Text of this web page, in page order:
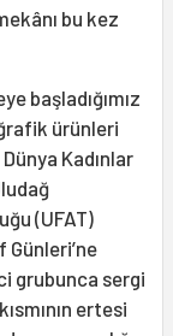
bu kez
başladığımız
ürünleri
Kadınlar
(UFAT)
grubunca sergi
ertesi